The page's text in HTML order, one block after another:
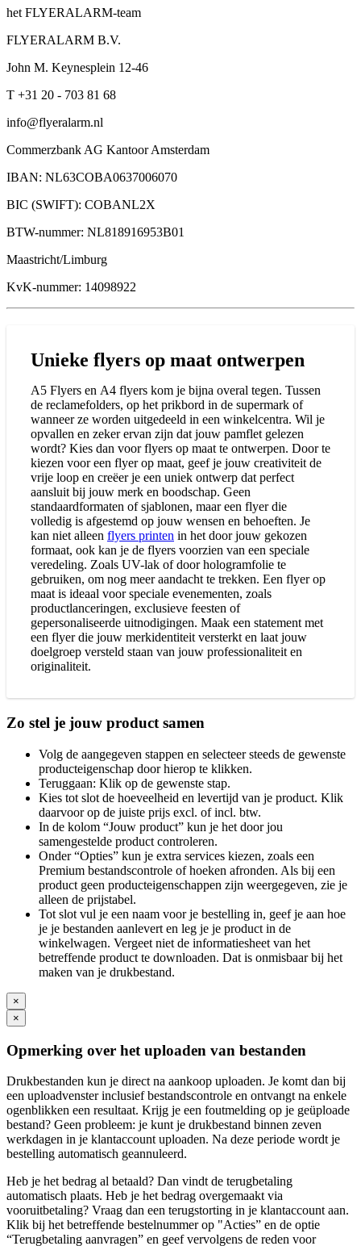
het FLYERALARM-team
FLYERALARM B.V.
John M. Keynesplein 12-46
T +31 20 - 703 81 68
info@flyeralarm.nl
Commerzbank AG Kantoor Amsterdam
IBAN: NL63COBA0637006070
BIC (SWIFT): COBANL2X
BTW-nummer: NL818916953B01
Maastricht/Limburg
KvK-nummer: 14098922
Unieke flyers op maat ontwerpen
A5 Flyers en A4 flyers kom je bijna overal tegen. Tussen
de reclamefolders, op het prikbord in de supermark of
wanneer ze worden uitgedeeld in een winkelcentra. Wil je
opvallen en zeker ervan zijn dat jouw pamflet gelezen
wordt? Kies dan voor flyers op maat te ontwerpen. Door te
kiezen voor een flyer op maat, geef je jouw creativiteit de
vrije loop en creëer je een uniek ontwerp dat perfect
aansluit bij jouw merk en boodschap. Geen
standaardformaten of sjablonen, maar een flyer die
volledig is afgestemd op jouw wensen en behoeften. Je
kan niet alleen flyers printen in het door jouw gekozen
formaat, ook kan je de flyers voorzien van een speciale
veredeling. Zoals UV-lak of door hologramfolie te
gebruiken, om nog meer aandacht te trekken. Een flyer op
maat is ideaal voor speciale evenementen, zoals
productlanceringen, exclusieve feesten of
gepersonaliseerde uitnodigingen. Maak een statement met
een flyer die jouw merkidentiteit versterkt en laat jouw
doelgroep versteld staan van jouw professionaliteit en
originaliteit.
Zo stel je jouw product samen
Volg de aangegeven stappen en selecteer steeds de gewenste
producteigenschap door hierop te klikken.
Teruggaan: Klik op de gewenste stap.
Kies tot slot de hoeveelheid en levertijd van je product. Klik
daarvoor op de juiste prijs excl. of incl. btw.
In de kolom “Jouw product” kun je het door jou
samengestelde product controleren.
Onder “Opties” kun je extra services kiezen, zoals een
Premium bestandscontrole of hoeken afronden. Als bij een
product geen producteigenschappen zijn weergegeven, zie je
alleen de prijstabel.
Tot slot vul je een naam voor je bestelling in, geef je aan hoe
je je bestanden aanlevert en leg je je product in de
winkelwagen. Vergeet niet de informatiesheet van het
betreffende product te downloaden. Dat is onmisbaar bij het
maken van je drukbestand.
×
×
Opmerking over het uploaden van bestanden
Drukbestanden kun je direct na aankoop uploaden. Je komt dan bij
een uploadvenster inclusief bestandscontrole en ontvangt na enkele
ogenblikken een resultaat. Krijg je een foutmelding op je geüploade
bestand? Geen probleem: je kunt je drukbestand binnen zeven
werkdagen in je klantaccount uploaden. Na deze periode wordt je
bestelling automatisch geannuleerd.
Heb je het bedrag al betaald? Dan vindt de terugbetaling
automatisch plaats. Heb je het bedrag overgemaakt via
vooruitbetaling? Vraag dan een terugstorting in je klantaccount aan.
Klik bij het betreffende bestelnummer op "Acties” en de optie
“Terugbetaling aanvragen” en geef vervolgens de reden voor